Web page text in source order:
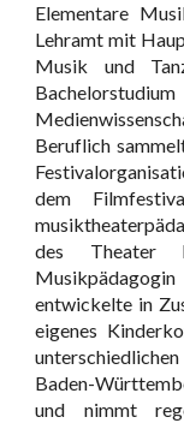
Elementare
Lehramt mit
Musik und
Beruflich
dem
des Theater
entwickelte in
eigenes
Baden-
und nimmt